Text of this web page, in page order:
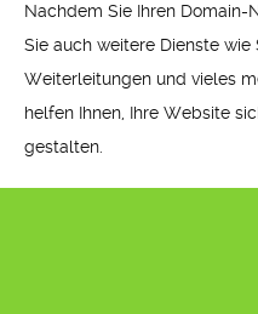
Nachdem Sie Ihren Domain-
Sie auch weitere Dienste
Weiterleitungen und vieles
helfen Ihnen, Ihre Website
gestalten.